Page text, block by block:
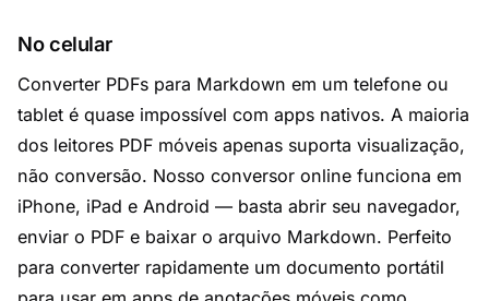
No celular
Converter PDFs para Markdown em um telefone ou
tablet é quase impossível com apps nativos. A maioria
dos leitores PDF móveis apenas suporta visualização,
não conversão. Nosso conversor online funciona em
iPhone, iPad e Android — basta abrir seu navegador,
enviar o PDF e baixar o arquivo Markdown. Perfeito
para converter rapidamente um documento portátil